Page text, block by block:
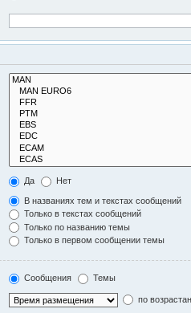
Да Нет
В названиях тем и текстах сообщений
Только в текстах сообщений
Только по названию темы
Только в первом сообщении темы
Сообщения Темы
по